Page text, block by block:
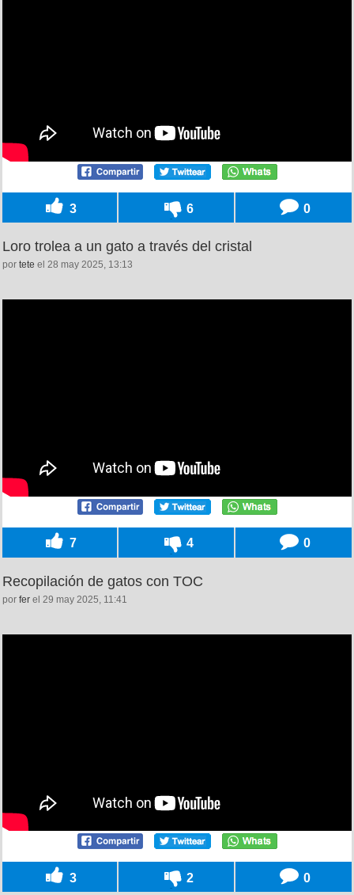
3 6 0
Loro trolea a un gato a través del cristal
por tete el 28 may 2025, 13:13
7 4 0
Recopilación de gatos con TOC
por fer el 29 may 2025, 11:41
3 2 0